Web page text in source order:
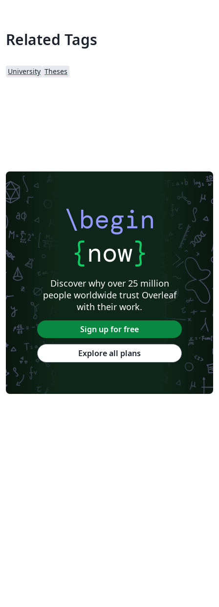
Related Tags
University Theses
\begin
{now}
Discover why over 25 million
people worldwide trust Overleaf
with their work.
Sign up for free
Explore all plans